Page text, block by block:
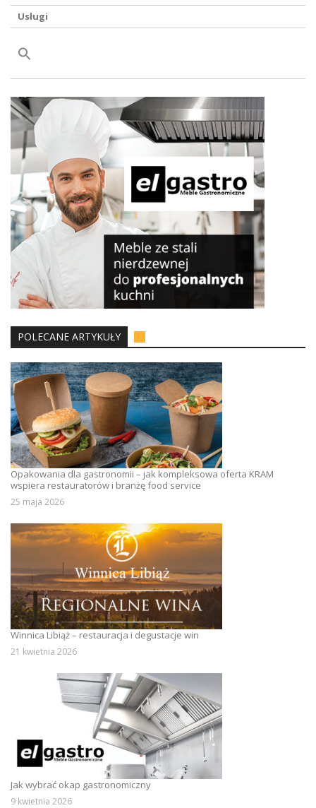
Usługi
POLECANE ARTYKUŁY
Opakowania dla gastronomii – jak kompleksowa oferta KRAM
wspiera restauratorów i branżę food service
25 maja 2026
Winnica Libiąż – restauracja i degustacje win
21 kwietnia 2026
Jak wybrać okap gastronomiczny
9 kwietnia 2026